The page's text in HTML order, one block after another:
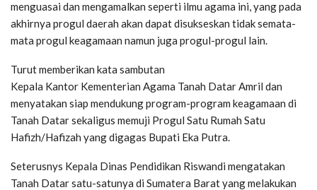
menguasai dan mengamalkan seperti ilmu agama ini, yang pada
akhirnya progul daerah akan dapat disukseskan tidak semata-
mata progul keagamaan namun juga progul-progul lain.
Turut memberikan kata sambutan
Kepala Kantor Kementerian Agama Tanah Datar Amril dan
menyatakan siap mendukung program-program keagamaan di
Tanah Datar sekaligus memuji Progul Satu Rumah Satu
Hafizh/Hafizah yang digagas Bupati Eka Putra.
Seterusnys Kepala Dinas Pendidikan Riswandi mengatakan
Tanah Datar satu-satunya di Sumatera Barat yang melakukan